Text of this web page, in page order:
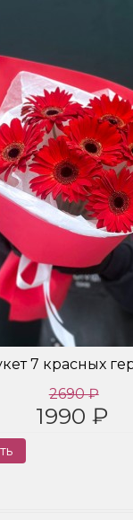
7 красных
2690 ₽
1990 ₽